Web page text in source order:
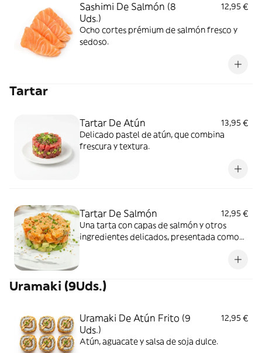
Sashimi De Salmón (8
Uds.)
12,95 €
Ocho cortes prémium de salmón fresco y
sedoso.
Tartar
Tartar De Atún
13,95 €
Delicado pastel de atún, que combina
frescura y textura.
Tartar De Salmón
12,95 €
Una tarta con capas de salmón y otros
ingredientes delicados, presentada como
Uramaki (9Uds.)
Uramaki De Atún Frito (9
Uds.)
12,95 €
Atún, aguacate y salsa de soja dulce.